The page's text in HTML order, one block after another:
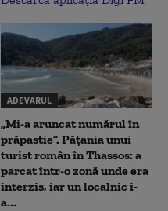
ADEVARUL
„Mi-a aruncat numărul în
prăpastie”. Pățania unui
turist român în Thassos: a
parcat într-o zonă unde era
interzis, iar un localnic i-
a...